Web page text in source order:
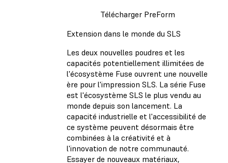
Télécharger PreForm
Extension dans le monde du SLS
Les deux nouvelles poudres et les
capacités potentiellement illimitées de
l'écosystème Fuse ouvrent une nouvelle
ère pour l'impression SLS. La série Fuse
est l'écosystème SLS le plus vendu au
monde depuis son lancement. La
capacité industrielle et l'accessibilité de
ce système peuvent désormais être
combinées à la créativité et à
l'innovation de notre communauté.
Essayer de nouveaux matériaux,